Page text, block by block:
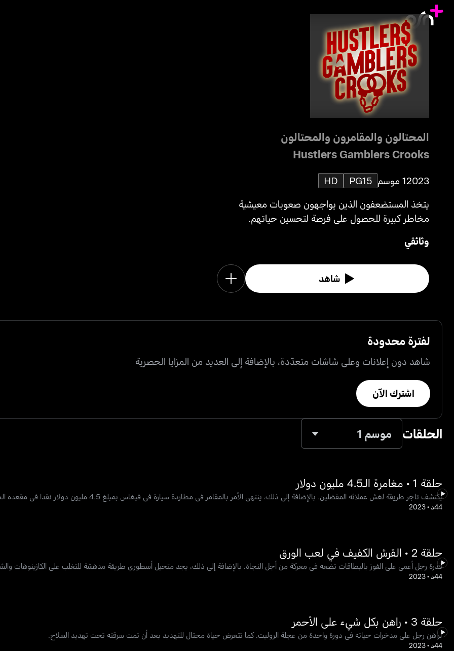
المحتالون والمقامرون والمحتالون
Hustlers Gamblers Crooks
20231 موسم PG15
HD
يتخذ المستضعفون الذين يواجهون صعوبات معيشية
مخاطر كبيرة للحصول على فرصة لتحسين حياتهم.
وثائقي
شاهد
لفترة محدودة
شاهد دون إعلانات وعلى شاشات متعدّدة، بالإضافة إلى العديد من المزايا الحصرية
اشترك الآن
الحلقات موسم 1
حلقة 1 • مغامرة الـ4.5 مليون دولار
يكتشف تاجر طريقة لغش عملائه المفضلين. بالإضافة إلى ذلك، ينتهي الأمر بالمقامر في مطاردة سيارة في فيغاس بمبلغ 4.5 مليون دولار نقدا في مقعده الخلفي.
44د •
2023
حلقة 2 • القرش الكفيف في لعب الورق
قدرة رجل أعمى على الفوز بالبطاقات تضعه في معركة من أجل النجاة. بالإضافة إلى ذلك، يجد متحيل أسطوري طريقة مدهشة للتغلب على الكازينوهات
44د •
2023
حلقة 3 • راهن بكل شيء على الأحمر
يراهن رجل على مدخرات حياته في دورة واحدة من عجلة الروليت. كما تتعرض حياة محتال للتهديد بعد أن تمت سرقته تحت تهديد السلاح.
44د •
2023